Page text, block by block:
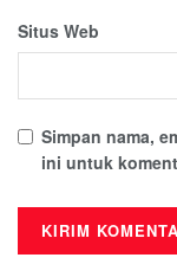
Situs Web
Simpan nama,
ini untuk